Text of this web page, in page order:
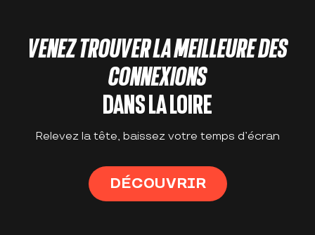
VENEZ TROUVER LA MEILLEURE DES
CONNEXIONS
DANS LA LOIRE
Relevez la tête, baissez votre temps d’écran
DÉCOUVRIR